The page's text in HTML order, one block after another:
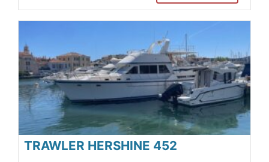
TRAWLER HERSHINE 452